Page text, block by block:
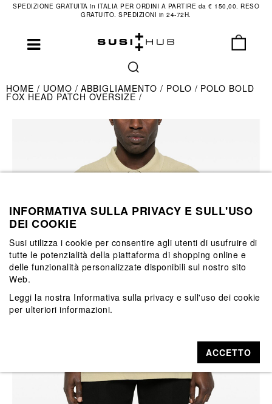
SPEDIZIONE GRATUITA in ITALIA PER ORDINI A PARTIRE da € 150,00. RESO
GRATUITO. SPEDIZIONI in 24-72H.
HOME UOMO ABBIGLIAMENTO POLO POLO BOLD
FOX HEAD PATCH OVERSIZE
INFORMATIVA SULLA PRIVACY E SULL'USO
DEI COOKIE
Susi utilizza i cookie per consentire agli utenti di usufruire di
tutte le potenzialità della piattaforma di shopping online e
delle funzionalità personalizzate disponibili sul nostro sito
Web.
Leggi la nostra Informativa sulla privacy e sull'uso dei cookie
per ulteriori informazioni.
ACCETTO